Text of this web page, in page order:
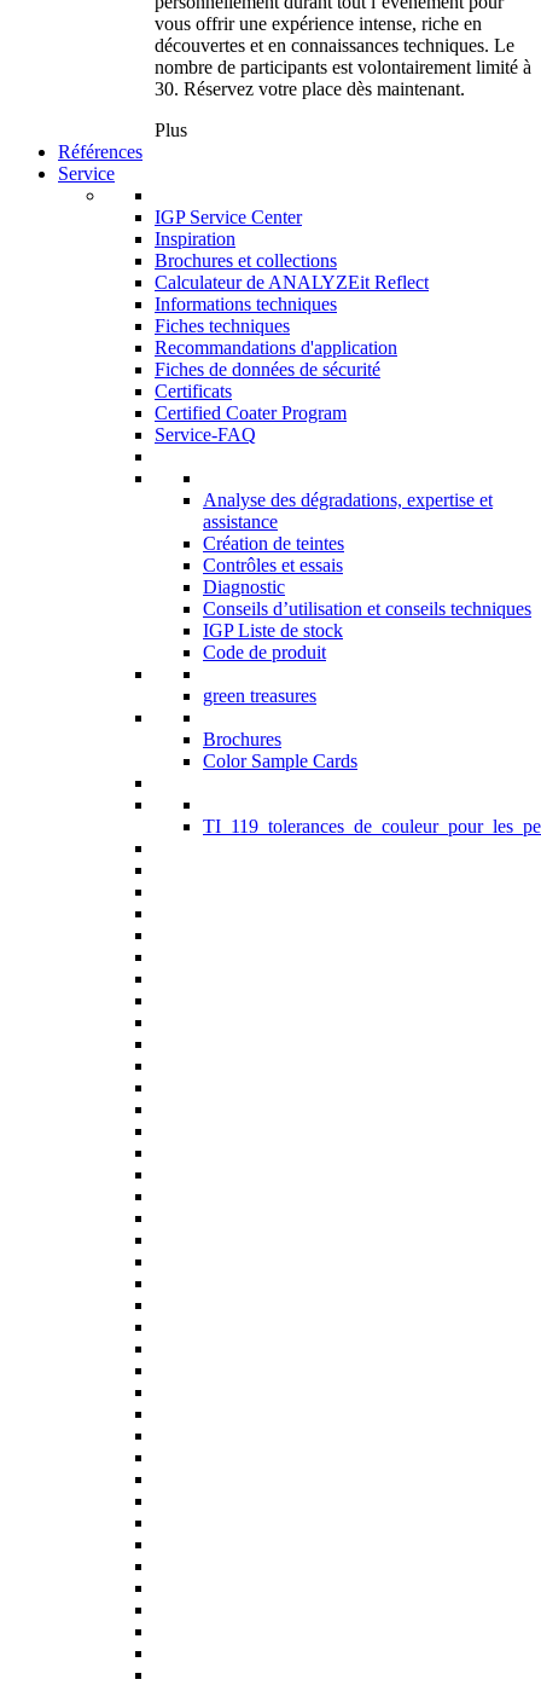
vous offrir une expérience intense, riche en
découvertes et en connaissances techniques. Le
nombre de participants est volontairement limité à
30. Réservez votre place dès maintenant.
Plus
Références
Service
IGP Service Center
Inspiration
Brochures et collections
Calculateur de ANALYZEit Reflect
Informations techniques
Fiches techniques
Recommandations d'application
Fiches de données de sécurité
Certificats
Certified Coater Program
Service-FAQ
Analyse des dégradations, expertise et
assistance
Création de teintes
Contrôles et essais
Diagnostic
Conseils d’utilisation et conseils techniques
IGP Liste de stock
Code de produit
green treasures
Brochures
Color Sample Cards